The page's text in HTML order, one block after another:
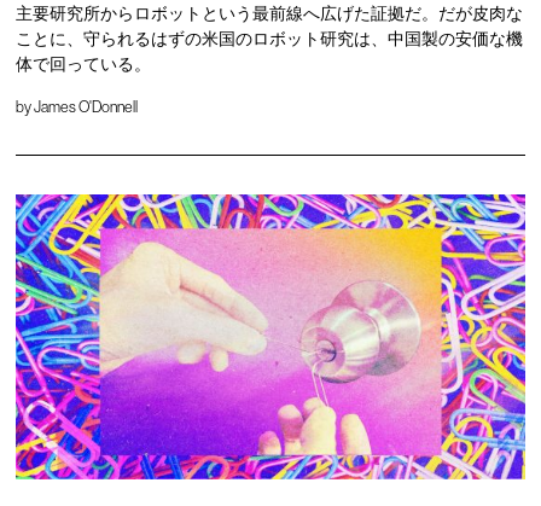
主要研究所からロボットという最前線へ広げた証拠だ。だが皮肉な
ことに、守られるはずの米国のロボット研究は、中国製の安価な機
体で回っている。
byJames O'Donnell